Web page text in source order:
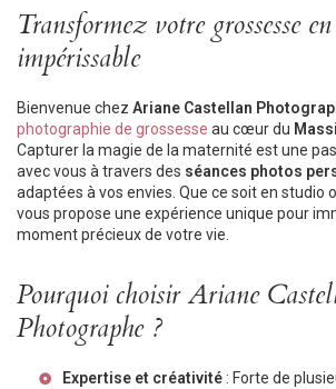
Transformez votre grossesse
impérissable
Bienvenue chez Ariane Castellan
photographie de grossesse au cœur du
Capturer la magie de la maternité est une
avec vous à travers des séances photos
adaptées à vos envies. Que ce soit en studio
vous propose une expérience unique pour
moment précieux de votre vie.
Pourquoi choisir Ariane
Photographe ?
Expertise et créativité : Forte de